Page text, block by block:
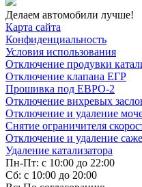
Делаем автомобили лучше!
Карта сайта
Конфиденциальность
Условия использования
Отключение продувки
Отключение клапана ЕГР
Прошивка под ЕВРО-2
Отключение вихревых
Отключение и удаление
Снятие ограничителя
Отключение и удаление
Удаление катализатора
Пн-Пт: с 10:00 до 22:00
Сб: с 10:00 до 20:00